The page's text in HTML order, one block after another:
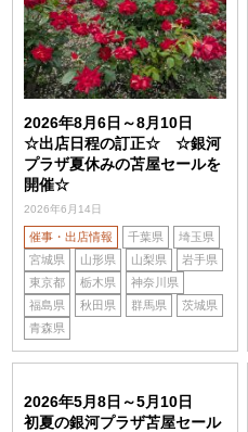
2026年8月6日～8月10日
☆出店日程の訂正☆ ☆銀河
プラザ夏休みの苫屋セールを
開催☆
2026年6月14日
催事・出店情報 千葉県
埼玉県
宮城県
山形県 山梨県
岩手県
東京都
栃木県
神奈川県
福島県
秋田県 群馬県
茨城県
青森県
2026年5月8日～5月10日
初夏の銀河プラザ苫屋セール